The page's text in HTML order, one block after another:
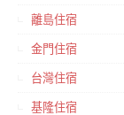
離島住宿
金門住宿
台灣住宿
基隆住宿